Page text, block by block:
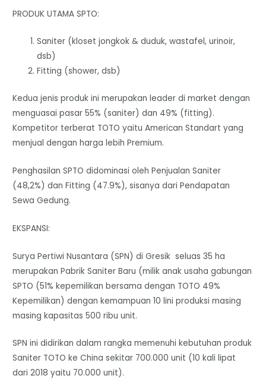
PRODUK UTAMA SPTO:
Saniter (kloset jongkok & duduk, wastafel, urinoir,
dsb)
Fitting (shower, dsb)
Kedua jenis produk ini merupakan leader di market dengan
menguasai pasar 55% (saniter) dan 49% (fitting).
Kompetitor terberat TOTO yaitu American Standart yang
menjual dengan harga lebih Premium.
Penghasilan SPTO didominasi oleh Penjualan Saniter
(48,2%) dan Fitting (47.9%), sisanya dari Pendapatan
Sewa Gedung.
EKSPANSI:
Surya Pertiwi Nusantara (SPN) di Gresik seluas 35 ha
merupakan Pabrik Saniter Baru (milik anak usaha gabungan
SPTO (51% kepemilikan bersama dengan TOTO 49%
Kepemilikan) dengan kemampuan 10 lini produksi masing
masing kapasitas 500 ribu unit.
SPN ini didirikan dalam rangka memenuhi kebutuhan produk
Saniter TOTO ke China sekitar 700.000 unit (10 kali lipat
dari 2018 yaitu 70.000 unit).